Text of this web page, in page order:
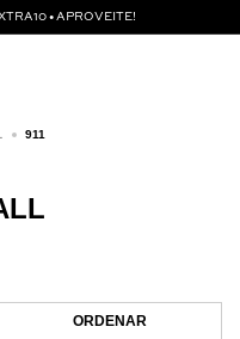
• APROVEITE!
911
ORDENAR